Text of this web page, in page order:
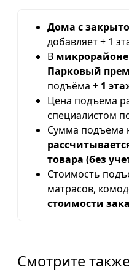
Дома с
добавляет + 1
В
Парковый
подъёма + 1
Цена подъема
специалистом
Сумма подъема
товара (без
Стоимость
матрасов,
стоимости
Смотрите также